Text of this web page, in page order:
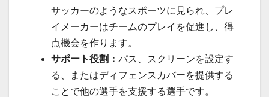
サッカーのようなスポーツに見られ、プレ
イメーカーはチームのプレイを促進し、得
点機会を作ります。
サポート役割： パス、スクリーンを設定す
る、またはディフェンスカバーを提供する
ことで他の選手を支援する選手です。